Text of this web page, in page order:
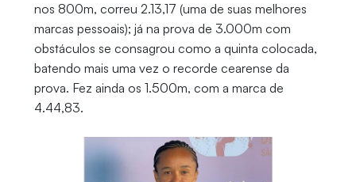
nos 800m, correu 2.13,17 (uma de suas melhores
marcas pessoais); já na prova de 3.000m com
obstáculos se consagrou como a quinta colocada,
batendo mais uma vez o recorde cearense da
prova. Fez ainda os 1.500m, com a marca de
4.44,83.